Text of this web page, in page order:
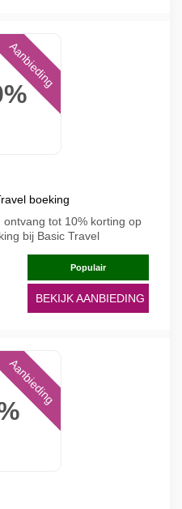
Aanbieding
boeking
tot 10% korting op
bij Basic Travel
Populair
BEKIJK AANBIEDING
Aanbieding